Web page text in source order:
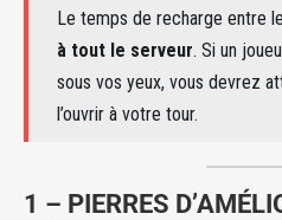
Le temps de recharge entre
à tout le serveur. Si un
sous vos yeux, vous devrez
l’ouvrir à votre tour.
1 – PIERRES